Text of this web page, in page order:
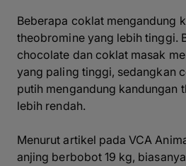
Beberapa coklat mengandung
theobromine yang lebih tinggi.
chocolate dan coklat masak
yang paling tinggi, sedangkan
putih mengandung kandungan
lebih rendah.
Menurut artikel pada VCA
anjing berbobot 19 kg,